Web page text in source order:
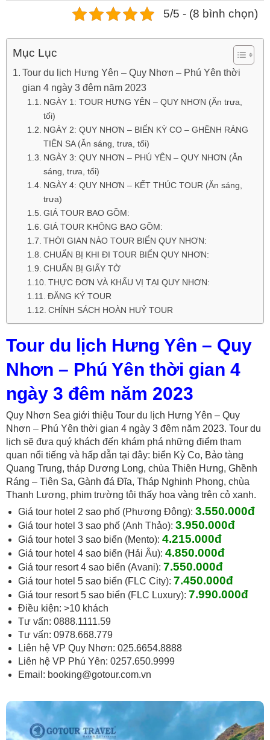
5/5 - (8 bình chọn)
Mục Lục
Tour du lịch Hưng Yên – Quy Nhơn – Phú Yên thời
gian 4 ngày 3 đêm năm 2023
NGÀY 1: TOUR HƯNG YÊN – QUY NHƠN (Ăn trưa,
tối)
NGÀY 2: QUY NHƠN – BIỂN KỲ CO – GHỀNH RÁNG
TIÊN SA (Ăn sáng, trưa, tối)
NGÀY 3: QUY NHƠN – PHÚ YÊN – QUY NHƠN (Ăn
sáng, trưa, tối)
NGÀY 4: QUY NHƠN – KẾT THÚC TOUR (Ăn sáng,
trưa)
GIÁ TOUR BAO GỒM:
GIÁ TOUR KHÔNG BAO GỒM:
THỜI GIAN NÀO TOUR BIỂN QUY NHƠN:
CHUẨN BỊ KHI ĐI TOUR BIỂN QUY NHƠN:
CHUẨN BỊ GIẤY TỜ
THỰC ĐƠN VÀ KHẨU VỊ TẠI QUY NHƠN:
ĐĂNG KÝ TOUR
CHÍNH SÁCH HOÀN HUỶ TOUR
Tour du lịch Hưng Yên – Quy
Nhơn – Phú Yên thời gian 4
ngày 3 đêm năm 2023
Quy Nhơn Sea giới thiệu Tour du lịch Hưng Yên – Quy
Nhơn – Phú Yên thời gian 4 ngày 3 đêm năm 2023. Tour du
lịch sẽ đưa quý khách đến khám phá những điểm tham
quan nổi tiếng và hấp dẫn tại đây: biển Kỳ Co, Bảo tàng
Quang Trung, tháp Dương Long, chùa Thiên Hưng, Ghềnh
Ráng – Tiên Sa, Gành đá Đĩa, Tháp Nghinh Phong, chùa
Thanh Lương, phim trường tôi thấy hoa vàng trên cỏ xanh.
Giá tour hotel 2 sao phố (Phương Đông): 3.550.000đ
Giá tour hotel 3 sao phố (Anh Thảo): 3.950.000đ
Giá tour hotel 3 sao biển (Mento): 4.215.000đ
Giá tour hotel 4 sao biển (Hải Âu): 4.850.000đ
Giá tour resort 4 sao biển (Avani): 7.550.000đ
Giá tour hotel 5 sao biển (FLC City): 7.450.000đ
Giá tour resort 5 sao biển (FLC Luxury): 7.990.000đ
Điều kiện: >10 khách
Tư vấn: 0888.1111.59
Tư vấn: 0978.668.779
Liên hệ VP Quy Nhơn: 025.6654.8888
Liên hệ VP Phú Yên: 0257.650.9999
Email: booking@gotour.com.vn